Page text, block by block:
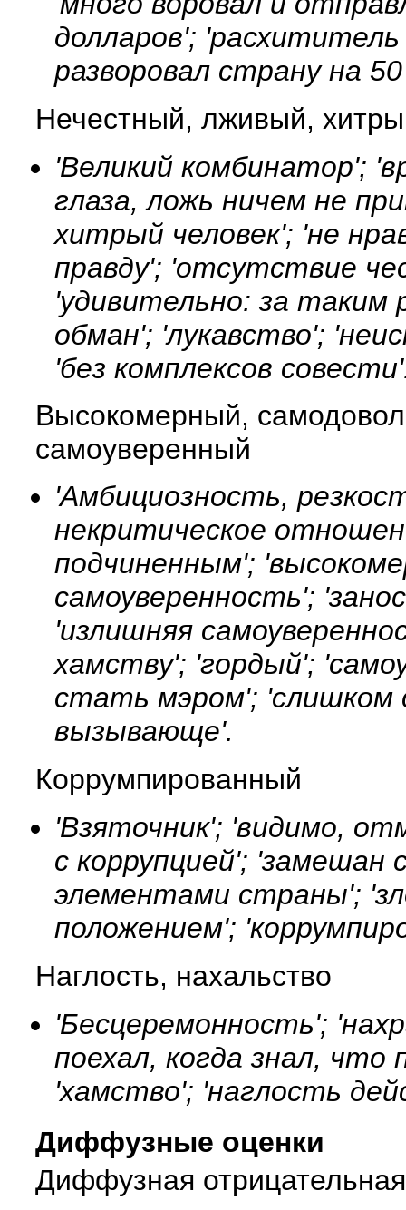
долларов';
разворовал страну на
Нечестный, лживый,
'Великий комбинатор';
глаза, ложь ничем не
хитрый человек'; 'не
правду'; 'отсутствие
'удивительно: за таким
обман'; 'лукавство';
'без комплексов
Высокомерный,
самоуверенный
'Амбициозность,
некритическое
подчиненным';
самоуверенность';
'излишняя
хамству'; 'гордый';
стать мэром'; 'слишком
вызывающе'.
Коррумпированный
'Взяточник'; 'видимо,
с коррупцией'; 'замешан
элементами страны';
положением';
Наглость, нахальство
'Бесцеремонность';
поехал, когда знал, что
'хамство'; 'наглость
Диффузные оценки
Диффузная